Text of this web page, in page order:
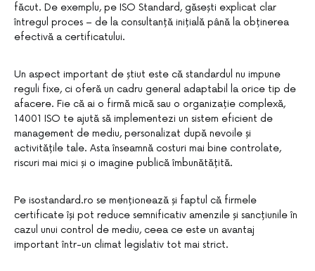
făcut. De exemplu, pe ISO Standard, găsești explicat clar
întregul proces – de la consultanță inițială până la obținerea
efectivă a certificatului.
Un aspect important de știut este că standardul nu impune
reguli fixe, ci oferă un cadru general adaptabil la orice tip de
afacere. Fie că ai o firmă mică sau o organizație complexă,
14001 ISO te ajută să implementezi un sistem eficient de
management de mediu, personalizat după nevoile și
activitățile tale. Asta înseamnă costuri mai bine controlate,
riscuri mai mici și o imagine publică îmbunătățită.
Pe isostandard.ro se menționează și faptul că firmele
certificate își pot reduce semnificativ amenzile și sancțiunile în
cazul unui control de mediu, ceea ce este un avantaj
important într-un climat legislativ tot mai strict.